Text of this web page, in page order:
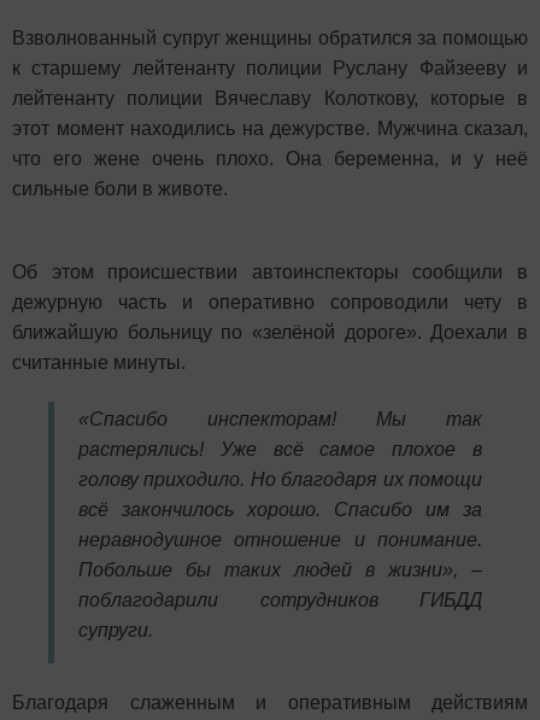
Взволнованный супруг женщины обратился за помощью
к старшему лейтенанту полиции Руслану Файзееву и
лейтенанту полиции Вячеславу Колоткову, которые в
этот момент находились на дежурстве. Мужчина сказал,
что его жене очень плохо. Она беременна, и у неё
сильные боли в животе.
Об этом происшествии автоинспекторы сообщили в
дежурную часть и оперативно сопроводили чету в
ближайшую больницу по «зелёной дороге». Доехали в
считанные минуты.
«Спасибо инспекторам! Мы так
растерялись! Уже всё самое плохое в
голову приходило. Но благодаря их помощи
всё закончилось хорошо. Спасибо им за
неравнодушное отношение и понимание.
Побольше бы таких людей в жизни», –
поблагодарили сотрудников ГИБДД
супруги.
Благодаря слаженным и оперативным действиям